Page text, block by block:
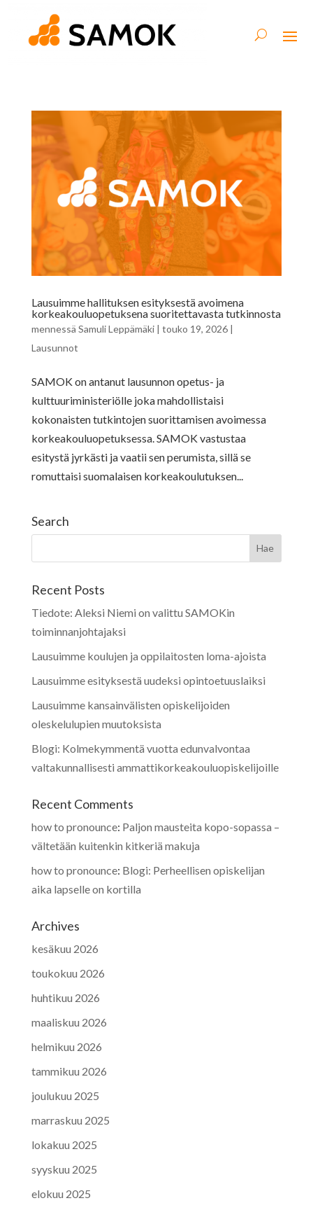
Lausuimme hallituksen esityksestä avoimena
korkeakouluopetuksena suoritettavasta tutkinnosta
mennessä Samuli Leppämäki| touko 19, 2026|
Lausunnot
SAMOK on antanut lausunnon opetus- ja
kulttuuriministeriölle joka mahdollistaisi
kokonaisten tutkintojen suorittamisen avoimessa
korkeakouluopetuksessa. SAMOK vastustaa
esitystä jyrkästi ja vaatii sen perumista, sillä se
romuttaisi suomalaisen korkeakoulutuksen...
Search
Recent Posts
Tiedote: Aleksi Niemi on valittu SAMOKin
toiminnanjohtajaksi
Lausuimme koulujen ja oppilaitosten loma-ajoista
Lausuimme esityksestä uudeksi opintoetuuslaiksi
Lausuimme kansainvälisten opiskelijoiden
oleskelulupien muutoksista
Blogi: Kolmekymmentä vuotta edunvalvontaa
valtakunnallisesti ammattikorkeakouluopiskelijoille
Recent Comments
how to pronounce: Paljon mausteita kopo-sopassa –
vältetään kuitenkin kitkeriä makuja
how to pronounce: Blogi: Perheellisen opiskelijan
aika lapselle on kortilla
Archives
kesäkuu 2026
toukokuu 2026
huhtikuu 2026
maaliskuu 2026
helmikuu 2026
tammikuu 2026
joulukuu 2025
marraskuu 2025
lokakuu 2025
syyskuu 2025
elokuu 2025